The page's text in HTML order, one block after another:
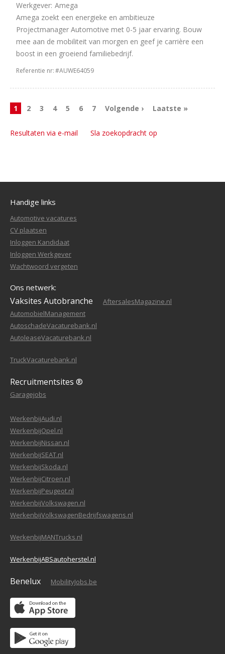
Werkgever: Amega
Amega zoekt een energieke en ambitieuze
Projectmanager Automotive met 0-5 jaar ervaring. Bouw
mee aan de mobiliteit van morgen en geef je carrière een
boost in een groeiend familiebedrijf.
Referentie nr:#AUWE64059
1 2 3 4 5 6 7 Volgende › Laatste »
Resultaten via e-mail Sla zoekopdracht op
Handige links
Automotive vacatures
CV plaatsen
Inloggen Kandidaat
Inloggen Werkgever
Wachtwoord vergeten
Ons netwerk:
Vaksites Autobranche
AftersalesMagazine.nl
AutomobielManagement
AutoschadeVacaturebank.nl
AutoleaseVacaturebank.nl
TruckVacaturebank.nl
Recruitmentsites ®
Garagejobs
WerkenbijAudi.nl
WerkenbijOpel.nl
WerkenbijNissan.nl
WerkenbijSEAT.nl
WerkenbijSkoda.nl
WerkenbijCitroen.nl
WerkenbijPeugeot.nl
WerkenbijVolkswagen.nl
WerkenbijVolkswagenBedrijfswagens.nl
WerkenbijMANTrucks.nl
WerkenbijABSautoherstel.nl
Benelux MobilityJobs.be